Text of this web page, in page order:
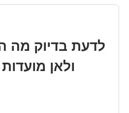
לדעת בדיוק מה
ולאן